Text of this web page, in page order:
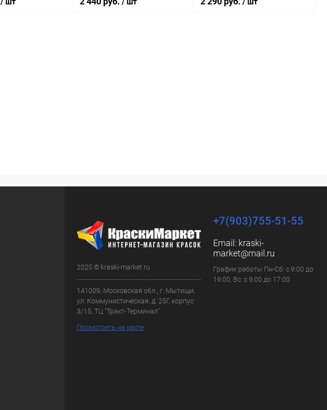
/ шт / шт / шт
2025 © kraski-market.ru
141009, Московская обл., г. Мытищи,
ул. Коммунистическая, д. 25Г, корпус
3/15, ТЦ "Тракт-Терминал"
Посмотреть на карте
+7(903)755-51-55
Email: kraski-
market@mail.ru
График работы Пн-Сб: с 9:00 до
19:00, Вс: с 9:00 до 17:00